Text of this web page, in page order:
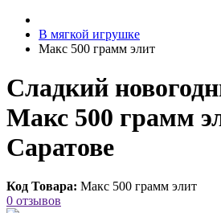
В мягкой игрушке
Макс 500 грамм элит
Сладкий
Макс 500 грамм
Саратове
Код Товара: Макс 500 грамм элит
0 отзывов